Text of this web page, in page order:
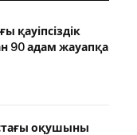
қауіпсіздік
90 адам жауапқа
оқушыны